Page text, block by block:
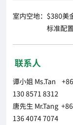
室内空地：$380美
标准配置:(36
联系人
谭小姐 Ms.Tan
130 8571 8312
唐先生 Mr.Tang
136 4074 7074